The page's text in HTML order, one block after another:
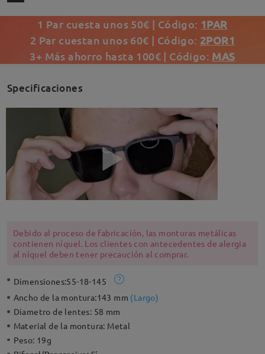
1 Par cuesta unos 50€ | Código: 1PAR
2 Par cuestan unos 60€ | Código: 2POR1
3+ Más ahorro hasta 100€ | Código: MAS
Specificaciones
Debido al proceso de fabricación, las monturas metálicas
contienen níquel. Los clientes con antecedentes de alergia
al níquel deben tener precaución al comprar.
Dimensiones:55-18-145
Ancho de la montura:143 mm (Largo)
Diametro de lentes: 58 mm
Material de la montura: Metal
Peso: 19g